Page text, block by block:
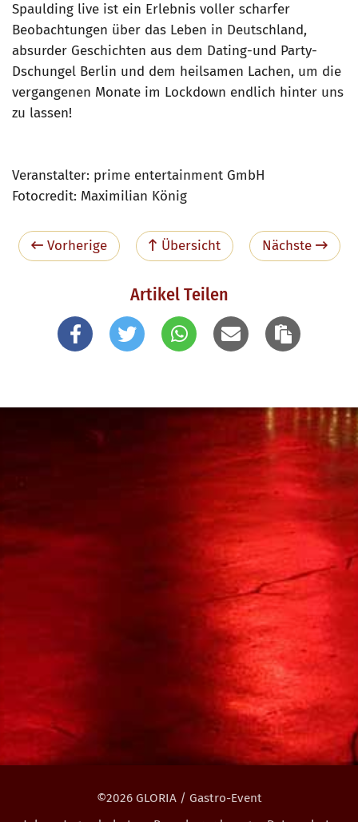
Spaulding live ist ein Erlebnis voller scharfer
Beobachtungen über das Leben in Deutschland,
absurder Geschichten aus dem Dating-und Party-
Dschungel Berlin und dem heilsamen Lachen, um die
vergangenen Monate im Lockdown endlich hinter uns
zu lassen!
Veranstalter: prime entertainment GmbH
Fotocredit: Maximilian König
Vorherige Übersicht Nächste
Artikel Teilen
©2026 GLORIA / Gastro-Event